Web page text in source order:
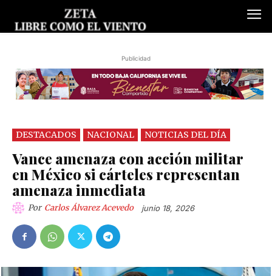
Publicidad
DESTACADOS NACIONAL NOTICIAS DEL DÍA
Vance amenaza con acción militar
en México si cárteles representan
amenaza inmediata
Por Carlos Álvarez Acevedo junio 18, 2026